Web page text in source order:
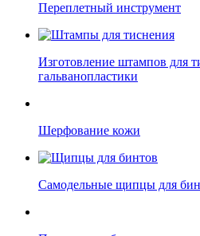
Переплетный инструмент
Изготовление штампов для
гальванопластики
Шерфование кожи
Самодельные щипцы для